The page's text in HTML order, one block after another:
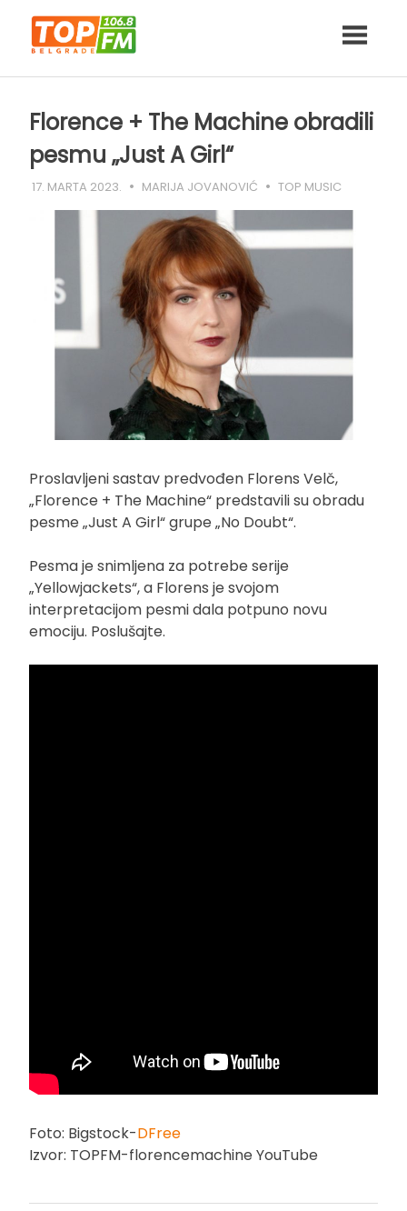
content
Florence + The Machine obradili
pesmu „Just A Girl“
17. MARTA 2023. MARIJA JOVANOVIĆ TOP MUSIC
Proslavljeni sastav predvođen Florens Velč,
„Florence + The Machine“ predstavili su obradu
pesme „Just A Girl“ grupe „No Doubt“.
Pesma je snimljena za potrebe serije
„Yellowjackets“, a Florens je svojom
interpretacijom pesmi dala potpuno novu
emociju. Poslušajte.
Foto: Bigstock-DFree
Izvor: TOPFM-florencemachine YouTube